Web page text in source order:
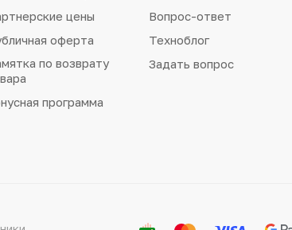
цены
оферта
по возврату
программа
Вопрос-ответ
Техноблог
Задать вопрос